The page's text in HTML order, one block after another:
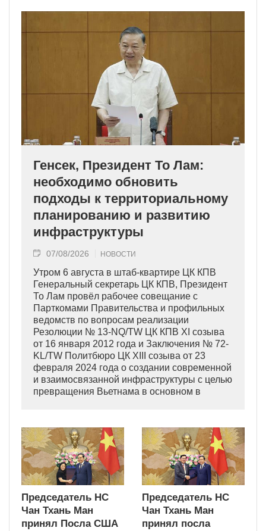
Генсек, Президент То Лам:
необходимо обновить
подходы к территориальному
планированию и развитию
инфраструктуры
07/08/2026 НОВОСТИ
Утром 6 августа в штаб-квартире ЦК КПВ
Генеральный секретарь ЦК КПВ, Президент
То Лам провёл рабочее совещание с
Парткомами Правительства и профильных
ведомств по вопросам реализации
Резолюции № 13-NQ/TW ЦК КПВ XI созыва
от 16 января 2012 года и Заключения № 72-
KL/TW Политбюро ЦК XIII созыва от 23
февраля 2024 года о создании современной
и взаимосвязанной инфраструктуры с целью
превращения Вьетнама в основном в
Председатель НС
Чан Тхань Ман
принял Посла США
Председатель НС
Чан Тхань Ман
принял посла